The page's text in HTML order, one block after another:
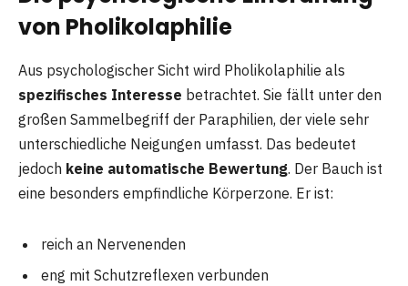
von Pholikolaphilie
Aus psychologischer Sicht wird Pholikolaphilie als
spezifisches Interesse betrachtet. Sie fällt unter den
großen Sammelbegriff der Paraphilien, der viele sehr
unterschiedliche Neigungen umfasst. Das bedeutet
jedoch keine automatische Bewertung. Der Bauch ist
eine besonders empfindliche Körperzone. Er ist:
reich an Nervenenden
eng mit Schutzreflexen verbunden